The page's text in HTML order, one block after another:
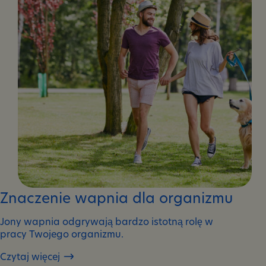
koncentrację
Znaczenie wapnia dla organizmu
Jony wapnia odgrywają bardzo istotną rolę w
pracy Twojego organizmu.
Czytaj więcej
Znaczenie